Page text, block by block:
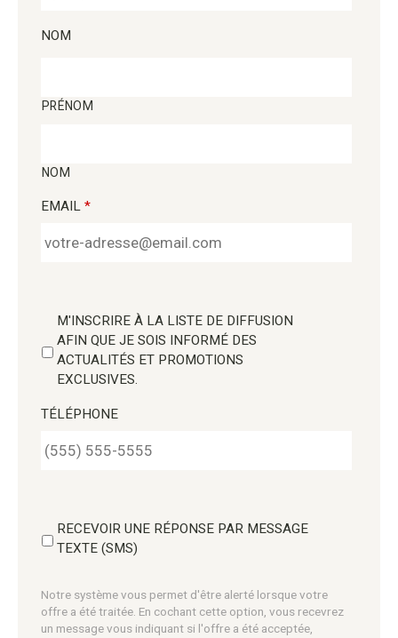
NOM
PRÉNOM
NOM
EMAIL *
M'INSCRIRE À LA LISTE DE DIFFUSION
AFIN QUE JE SOIS INFORMÉ DES
ACTUALITÉS ET PROMOTIONS
EXCLUSIVES.
TÉLÉPHONE
RECEVOIR UNE RÉPONSE PAR MESSAGE
TEXTE (SMS)
Notre système vous permet d'être alerté lorsque votre
offre a été traitée. En cochant cette option, vous recevrez
un message vous indiquant si l'offre a été acceptée,